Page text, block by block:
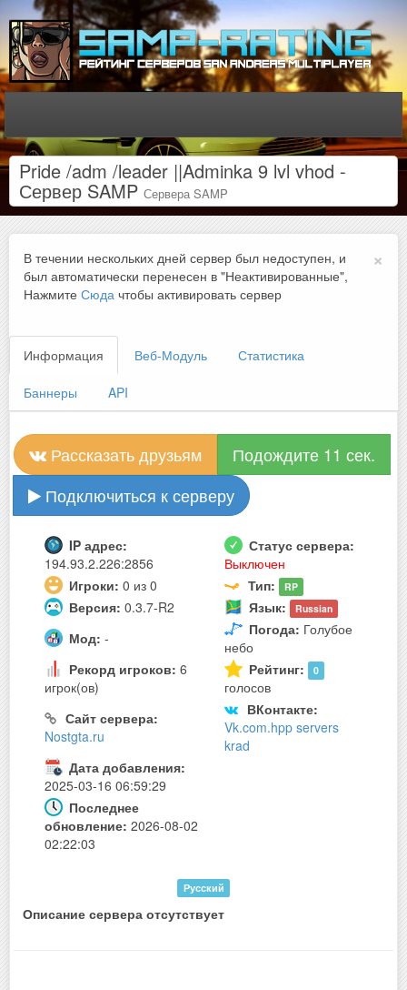
Pride /adm /leader ||Adminka 9 lvl vhod -
Сервер SAMP Сервера SAMP
×
В течении нескольких дней сервер был недоступен, и
был автоматически перенесен в "Неактивированные",
Нажмите Сюда чтобы активировать сервер
Информация Веб-Модуль Статистика
Баннеры API
Рассказать друзьям
Подождите 10 сек.
Подключиться к серверу
IP адрес:
194.93.2.226:2856
Статус сервера:
Выключен
Игроки: 0 из 0 Тип: RP
Версия: 0.3.7-R2 Язык: Russian
Мод: - Погода: Голубое
небо
Рекорд игроков: 6
игрок(ов)
Рейтинг: 0
голосов
Сайт сервера:
Nostgta.ru
ВКонтакте:
Vk.com.hpp servers
krad
Дата добавления:
2025-03-16 06:59:29
Последнее
обновление: 2026-08-02
02:22:03
Русский
Описание сервера отсутствует